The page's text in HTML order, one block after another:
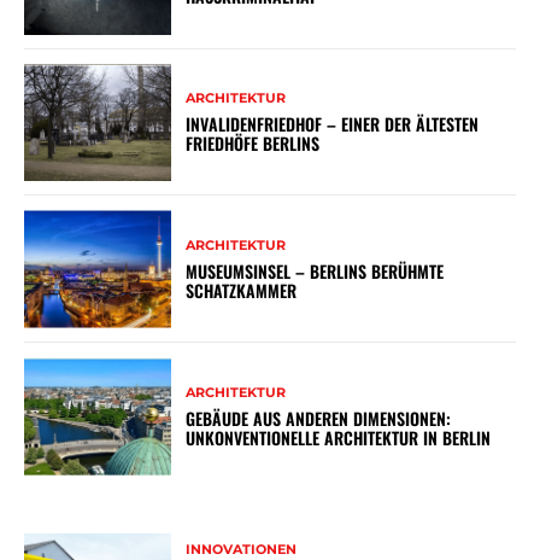
ARCHITEKTUR
INVALIDENFRIEDHOF – EINER DER ÄLTESTEN
FRIEDHÖFE BERLINS
ARCHITEKTUR
MUSEUMSINSEL – BERLINS BERÜHMTE
SCHATZKAMMER
ARCHITEKTUR
GEBÄUDE AUS ANDEREN DIMENSIONEN:
UNKONVENTIONELLE ARCHITEKTUR IN BERLIN
INNOVATIONEN